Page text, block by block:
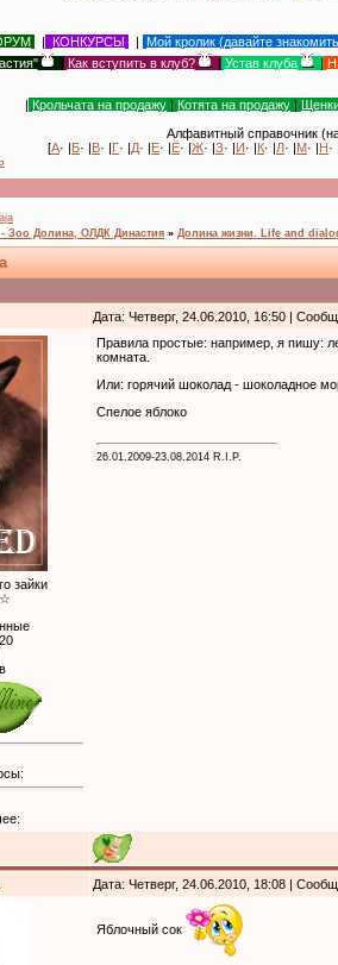
| КОНКУРСЫ | Мой кролик (давайте
| Как вступить в клуб? | Устав клуба |
| Крольчата на продажу | Котята на продажу |
Алфавитный справочник
[А· |Б· |В· |Г· |Д· |Е· |Ё· |Ж· |З· |И· |К· |Л· |М· |Н·
Зоо Долина, ОЛДК Династия » Долина жизни. Life and
Дата: Четверг, 24.06.2010, 16:50 |
зайки
Правила простые: например, я пишу:
комната.
Или: горячий шоколад - шоколадное
Спелое яблоко
26.01.2009-23.08.2014 R.I.P.
Дата: Четверг, 24.06.2010, 18:08 |
Яблочный сок